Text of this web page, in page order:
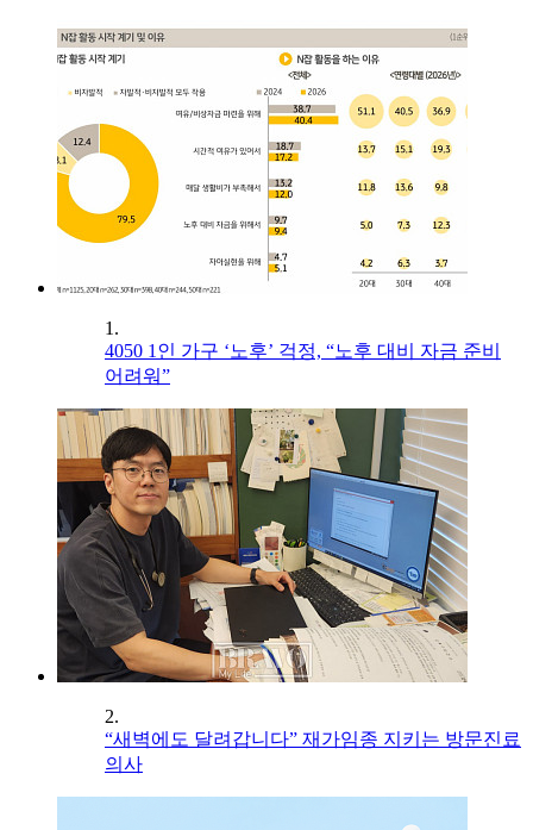
1.
4050 1인 가구 ‘노후’ 걱정, “노후 대비 자금 준비
어려워”
2.
“새벽에도 달려갑니다” 재가임종 지키는 방문진료
의사